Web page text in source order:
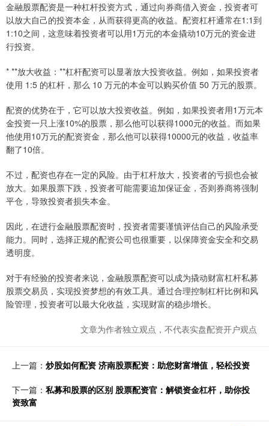
金融股票配资是一种杠杆投资方式，通过向券商借入资金，投资者可
以放大自己的投资本金，从而获得更高的收益。配资杠杆通常在1:1到
1:10之间，这意味着投资者可以用1万元的本金撬动10万元的资金进
行投资。
* **放大收益：**杠杆配资可以显著放大投资收益。例如，如果投资者
使用 1:5 的杠杆，那么 10 万元的本金可以购买价值 50 万元的股票。
配资的优势在于，它可以放大投资收益。例如，如果投资者用1万元本
金投资一只上涨10%的股票，那么他可以获得1000元的收益。而如果
他使用10万元的配资资金，那么他可以获得10000元的收益，收益率
翻了10倍。
不过，配资也存在一定的风险。由于杠杆放大，投资者的亏损也会被
放大。如果股票下跌，投资者可能需要追加保证金，否则券商将强制
平仓，导致投资者损失本金。
因此，在进行金融股票配资时，投资者需要谨慎评估自己的风险承受
能力。同时，选择正规的配资公司也很重要，以保障资金安全和交易
透明度。
对于有经验的投资者来说，金融股票配资可以成为撬动财富杠杆私募
股票交易员，实现投资梦想的有效工具。通过合理控制杠杆比例和风
险管理，投资者可以最大化收益，实现财富的稳步增长。
文章为作者独立观点，不代表实盘配资开户观点
上一篇： 炒股如何配资 济南股票配资：助您财富增值，轻松投资
下一篇： 私募和股票的区别 股票配资官：解锁资金杠杆，助你投
资致富